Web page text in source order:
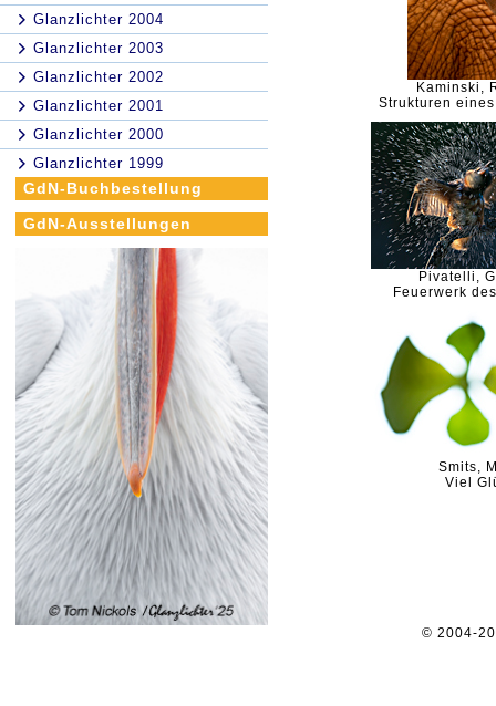
Glanzlichter 2004
Glanzlichter 2003
Glanzlichter 2002
Glanzlichter 2001
Glanzlichter 2000
Glanzlichter 1999
GdN-Buchbestellung
GdN-Ausstellungen
Kaminski,
Strukturen
Pivatelli,
Feuerwerk
Smits,
Viel
© 2004-